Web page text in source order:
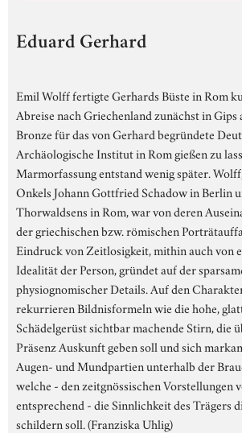
Eduard Gerhard
Emil Wolff fertigte Gerhards Büste in Rom
Abreise nach Griechenland zunächst in Gips
Bronze für das von Gerhard begründete
Archäologische Institut in Rom gießen zu
Marmorfassung entstand wenig später.
Onkels Johann Gottfried Schadow in Berlin
Thorwaldsens in Rom, war von deren
der griechischen bzw. römischen
Eindruck von Zeitlosigkeit, mithin auch von
Idealität der Person, gründet auf der
physiognomischer Details. Auf den
rekurrieren Bildnisformeln wie die hohe,
Schädelgerüst sichtbar machende Stirn, die
Präsenz Auskunft geben soll und sich
Augen- und Mundpartien unterhalb der
welche - den zeitgnössischen Vorstellungen
entsprechend - die Sinnlichkeit des Trägers
schildern soll. (Franziska Uhlig)